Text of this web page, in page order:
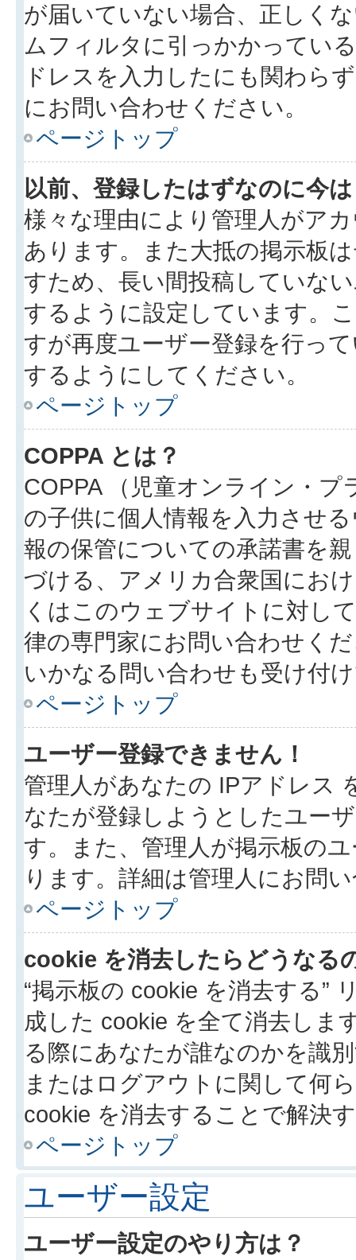
が届いていない場合、正しく
ムフィルタに引っかかってい
ドレスを入力したにも関わら
にお問い合わせください。
ページトップ
以前、登録したはずなのに今
様々な理由により管理人がア
あります。また大抵の掲示板
すため、長い間投稿していな
するように設定しています。
すが再度ユーザー登録を行っ
するようにしてください。
ページトップ
COPPA とは？
COPPA （児童オンライン・
の子供に個人情報を入力させ
報の保管についての承諾書を
づける、アメリカ合衆国にお
くはこのウェブサイトに対し
律の専門家にお問い合わせく
いかなる問い合わせも受け付
ページトップ
ユーザー登録できません！
管理人があなたの IPアドレス
なたが登録しようとしたユー
す。また、管理人が掲示板の
ります。詳細は管理人にお問
ページトップ
cookie を消去したらどうなる
“掲示板の cookie を消去する”
成した cookie を全て消去しま
る際にあなたが誰なのかを識
またはログアウトに関して何
cookie を消去することで解決
ページトップ
ユーザー設定
ユーザー設定のやり方は？